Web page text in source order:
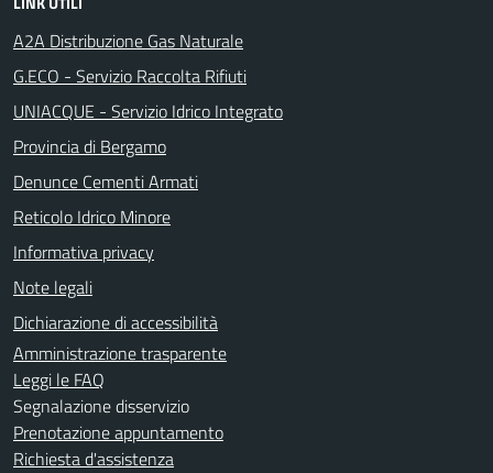
A2A Distribuzione Gas Naturale
G.ECO - Servizio Raccolta Rifiuti
UNIACQUE - Servizio Idrico Integrato
Provincia di Bergamo
Denunce Cementi Armati
Reticolo Idrico Minore
Informativa privacy
Note legali
Dichiarazione di accessibilità
Amministrazione trasparente
Leggi le FAQ
Segnalazione disservizio
Prenotazione appuntamento
Richiesta d'assistenza